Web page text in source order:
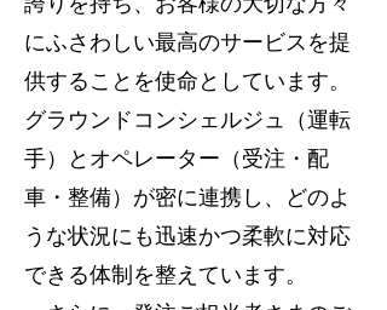
にふさわしい最高のサービスを提
供することを使命としています。
グラウンドコンシェルジュ（運転
手）とオペレーター（受注・配
車・整備）が密に連携し、どのよ
うな状況にも迅速かつ柔軟に対応
できる体制を整えています。